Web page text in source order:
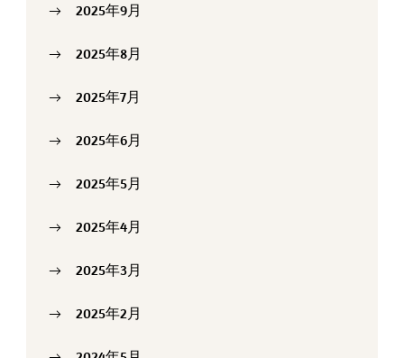
2025年9月
2025年8月
2025年7月
2025年6月
2025年5月
2025年4月
2025年3月
2025年2月